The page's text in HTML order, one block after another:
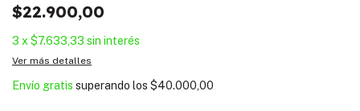
$22.900,00
3 x $7.633,33 sin interés
Ver más detalles
Envío gratis superando los $40.000,00